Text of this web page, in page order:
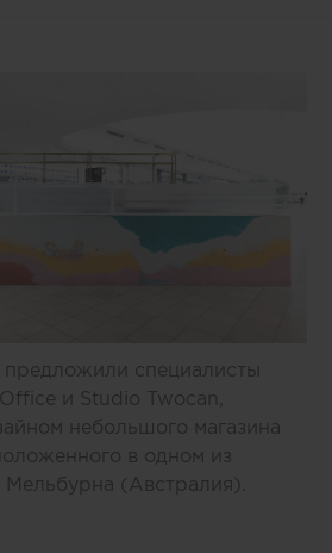
специалисты
и Studio Twocan,
небольшого магазина
в одном из
Мельбурна (Австралия).